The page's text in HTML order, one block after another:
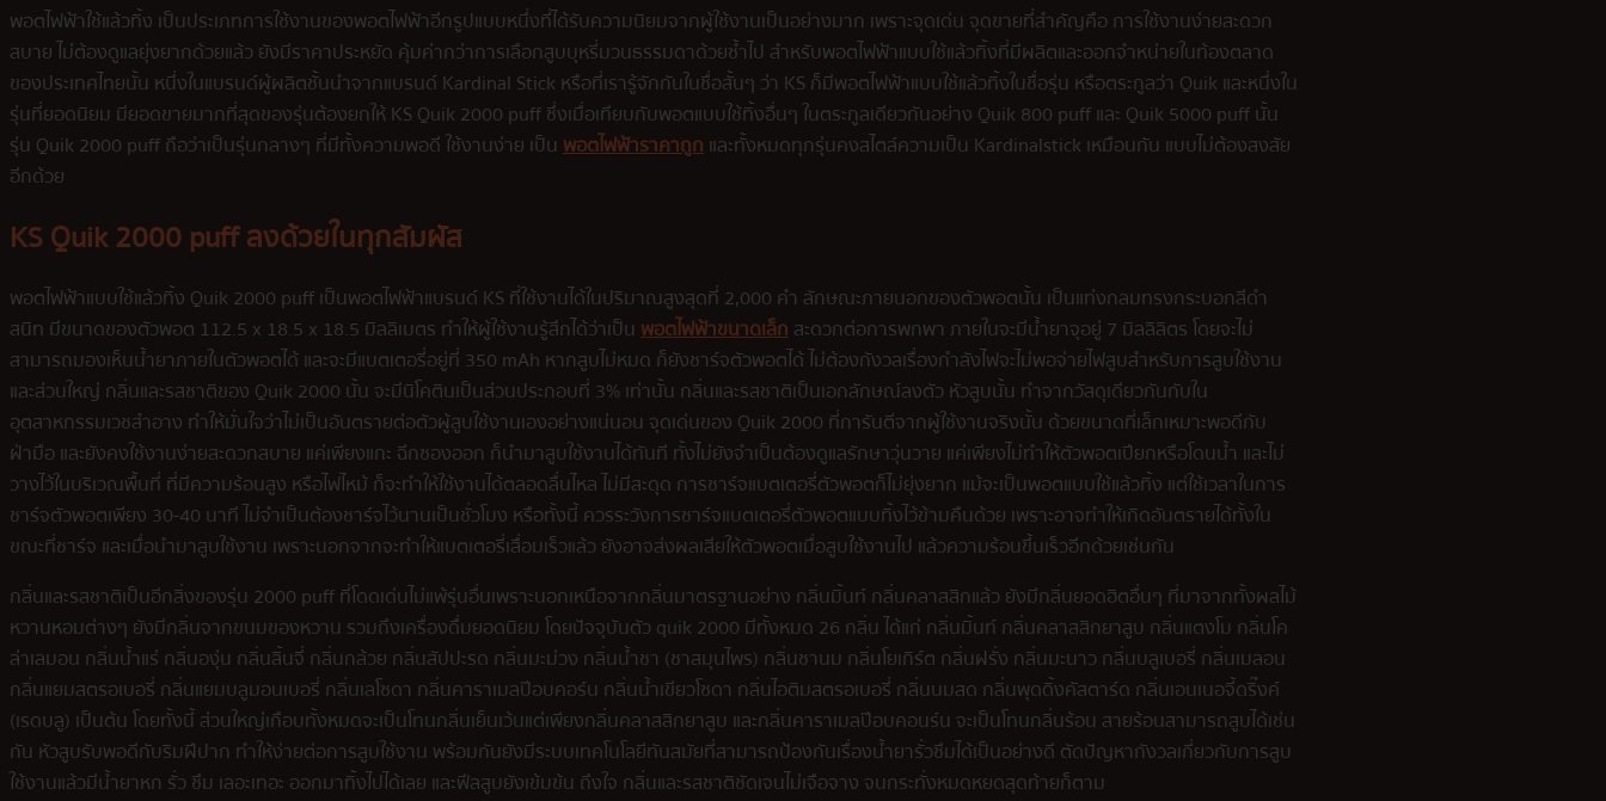
พอตไฟฟ้าใช้แล้วทิ้ง เป็นประเภทการใช้งานของพอตไฟฟ้าอีกรูปแบบหนึ่งที่ได้รับความนิยมจากผู้ใช้งานเป็นอย่างมาก เพราะจุดเด่น จุดขายที่สำคัญคือ การใช้งานง่ายสะดวก
สบาย ไม่ต้องดูแลยุ่งยากด้วยแล้ว ยังมีราคาประหยัด คุ้มค่ากว่าการเลือกสูบบุหรี่มวนธรรมดาด้วยซ้ำไป สำหรับพอตไฟฟ้าแบบใช้แล้วทิ้งที่มีผลิตและออกจำหน่ายในท้องตลาด
ของประเทศไทยนั้น หนึ่งในแบรนด์ผู้ผลิตชั้นนำจากแบรนด์ Kardinal Stick หรือที่เรารู้จักกันในชื่อสั้นๆ ว่า KS ก็มีพอตไฟฟ้าแบบใช้แล้วทิ้งในชื่อรุ่น หรือตระกูลว่า Quik และหนึ่งใน
รุ่นที่ยอดนิยม มียอดขายมากที่สุดของรุ่นต้องยกให้ KS Quik 2000 puff ซึ่งเมื่อเทียบกับพอตแบบใช้ทิ้งอื่นๆ ในตระกูลเดียวกันอย่าง Quik 800 puff และ Quik 5000 puff นั้น
รุ่น Quik 2000 puff ถือว่าเป็นรุ่นกลางๆ ที่มีทั้งความพอดี ใช้งานง่าย เป็น พอตไฟฟ้าราคาถูกและทั้งหมดทุกรุ่นคงสไตล์ความเป็น Kardinalstick เหมือนกัน แบบไม่ต้องสงสัย
อีกด้วย
KS Quik 2000 puff ลงด้วยในทุกสัมผัส
พอตไฟฟ้าแบบใช้แล้วทิ้ง Quik 2000 puff เป็นพอตไฟฟ้าแบรนด์ KS ที่ใช้งานได้ในปริมาณสูงสุดที่ 2,000 คำ ลักษณะภายนอกของตัวพอตนั้น เป็นแท่งกลมทรงกระบอกสีดำ
สนิท มีขนาดของตัวพอต 112.5 x 18.5 x 18.5 มิลลิเมตร ทำให้ผู้ใช้งานรู้สึกได้ว่าเป็น พอตไฟฟ้าขนาดเล็กสะดวกต่อการพกพา ภายในจะมีน้ำยาจุอยู่ 7 มิลลิลิตร โดยจะไม่
สามารถมองเห็นน้ำยาภายในตัวพอตได้ และจะมีแบตเตอรี่อยู่ที่ 350 mAh หากสูบไม่หมด ก็ยังชาร์จตัวพอตได้ ไม่ต้องกังวลเรื่องกำลังไฟจะไม่พอจ่ายไฟสูบสำหรับการสูบใช้งาน
และส่วนใหญ่ กลิ่นและรสชาติของ Quik 2000 นั้น จะมีนิโคตินเป็นส่วนประกอบที่ 3% เท่านั้น กลิ่นและรสชาติเป็นเอกลักษณ์ลงตัว หัวสูบนั้น ทำจากวัสดุเดียวกันกับใน
อุตสาหกรรมเวชสำอาง ทำให้มั่นใจว่าไม่เป็นอันตรายต่อตัวผู้สูบใช้งานเองอย่างแน่นอน จุดเด่นของ Quik 2000 ที่การันตีจากผู้ใช้งานจริงนั้น ด้วยขนาดที่เล็กเหมาะพอดีกับ
ฝ่ามือ และยังคงใช้งานง่ายสะดวกสบาย แค่เพียงแกะ ฉีกซองออก ก็นำมาสูบใช้งานได้ทันที ทั้งไม่ยังจำเป็นต้องดูแลรักษาวุ่นวาย แค่เพียงไม่ทำให้ตัวพอตเปียกหรือโดนน้ำ และไม่
วางไว้ในบริเวณพื้นที่ ที่มีความร้อนสูง หรือไฟไหม้ ก็จะทำให้ใช้งานได้ตลอดลื่นไหล ไม่มีสะดุด การชาร์จแบตเตอรี่ตัวพอตก็ไม่ยุ่งยาก แม้จะเป็นพอตแบบใช้แล้วทิ้ง แต่ใช้เวลาในการ
ชาร์จตัวพอตเพียง 30-40 นาที ไม่จำเป็นต้องชาร์จไว้นานเป็นชั่วโมง หรือทั้งนี้ ควรระวังการชาร์จแบตเตอรี่ตัวพอตแบบทิ้งไว้ข้ามคืนด้วย เพราะอาจทำให้เกิดอันตรายได้ทั้งใน
ขณะที่ชาร์จ และเมื่อนำมาสูบใช้งาน เพราะนอกจากจะทำให้แบตเตอรี่เสื่อมเร็วแล้ว ยังอาจส่งผลเสียให้ตัวพอตเมื่อสูบใช้งานไป แล้วความร้อนขึ้นเร็วอีกด้วยเช่นกัน
กลิ่นและรสชาติเป็นอีกสิ่งของรุ่น 2000 puff ที่โดดเด่นไม่แพ้รุ่นอื่นเพราะนอกเหนือจากกลิ่นมาตรฐานอย่าง กลิ่นมิ้นท์ กลิ่นคลาสสิกแล้ว ยังมีกลิ่นยอดฮิตอื่นๆ ที่มาจากทั้งผลไม้
หวานหอมต่างๆ ยังมีกลิ่นจากขนมของหวาน รวมถึงเครื่องดื่มยอดนิยม โดยปัจจุบันตัว quik 2000 มีทั้งหมด 26 กลิ่น ได้แก่ กลิ่นมิ้นท์ กลิ่นคลาสสิกยาสูบ กลิ่นแตงโม กลิ่นโค
ล่าเลมอน กลิ่นน้ำแร่ กลิ่นองุ่น กลิ่นลิ้นจี่ กลิ่นกล้วย กลิ่นสัปปะรด กลิ่นมะม่วง กลิ่นน้ำชา (ชาสมุนไพร) กลิ่นชานม กลิ่นโยเกิร์ต กลิ่นฝรั่ง กลิ่นมะนาว กลิ่นบลูเบอรี่ กลิ่นเมลอน
กลิ่นแยมสตรอเบอรี่ กลิ่นแยมบลูมอนเบอรี่ กลิ่นเลโซดา กลิ่นคาราเมลป๊อบคอร์น กลิ่นน้ำเขียวโซดา กลิ่นไอติมสตรอเบอรี่ กลิ่นนมสด กลิ่นพุดดิ้งคัสตาร์ด กลิ่นเอนเนอจี้ดริ๊งค์
(เรดบลู) เป็นต้น โดยทั้งนี้ ส่วนใหญ่เกือบทั้งหมดจะเป็นโทนกลิ่นเย็นเว้นแต่เพียงกลิ่นคลาสสิกยาสูบ และกลิ่นคาราเมลป๊อบคอนร์น จะเป็นโทนกลิ่นร้อน สายร้อนสามารถสูบได้เช่น
กัน หัวสูบรับพอดีกับริมฝีปาก ทำให้ง่ายต่อการสูบใช้งาน พร้อมกันยังมีระบบเทคโนโลยีทันสมัยที่สามารถป้องกันเรื่องน้ำยารั่วซึมได้เป็นอย่างดี ตัดปัญหากังวลเกี่ยวกับการสูบ
ใช้งานแล้วมีน้ำยาหก รั่ว ซึม เลอะเทอะ ออกมาทิ้งไปได้เลย และฟีลสูบยังเข้มข้น ถึงใจ กลิ่นและรสชาติชัดเจนไม่เจือจาง จนกระทั่งหมดหยดสุดท้ายก็ตาม